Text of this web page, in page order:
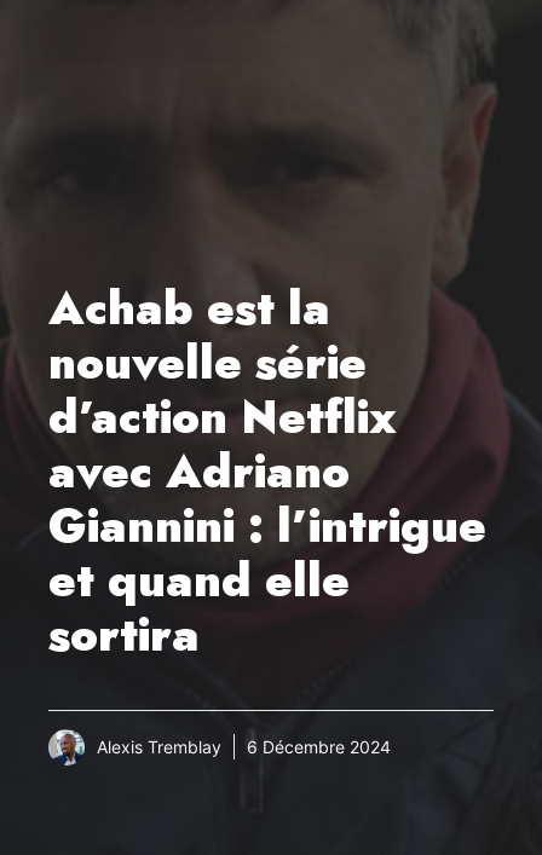
Achab est la
nouvelle série
d’action Netflix
avec Adriano
Giannini : l’intrigue
et quand elle
sortira
Alexis Tremblay 6 Décembre 2024